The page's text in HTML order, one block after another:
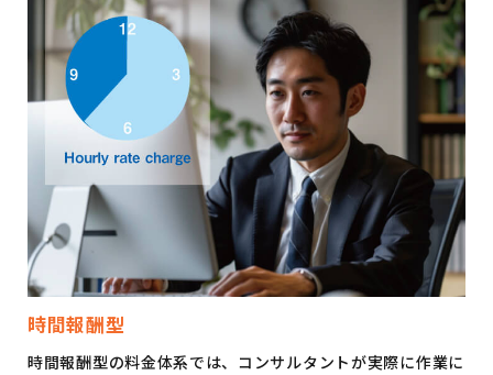
時間報酬型
時間報酬型の料金体系では、コンサルタントが実際に作業に